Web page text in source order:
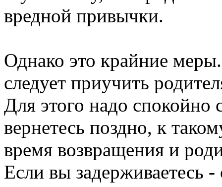
вредной привычки.
Однако это крайние
следует приучить
Для этого надо спокойно
вернетесь поздно, к
время возвращения и
Если вы задерживаетесь -